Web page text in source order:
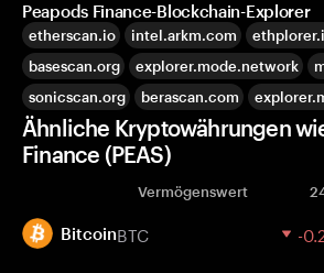
Peapods Finance-Blockchain-Explorer
etherscan.io intel.arkm.com
basescan.org
explorer.mode.network
sonicscan.org
berascan.com
Ähnliche Kryptowährungen
Finance (PEAS)
Vermögenswert
BitcoinBTC -